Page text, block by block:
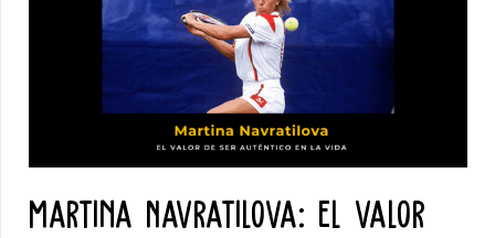
Martina Navratilova: El valor